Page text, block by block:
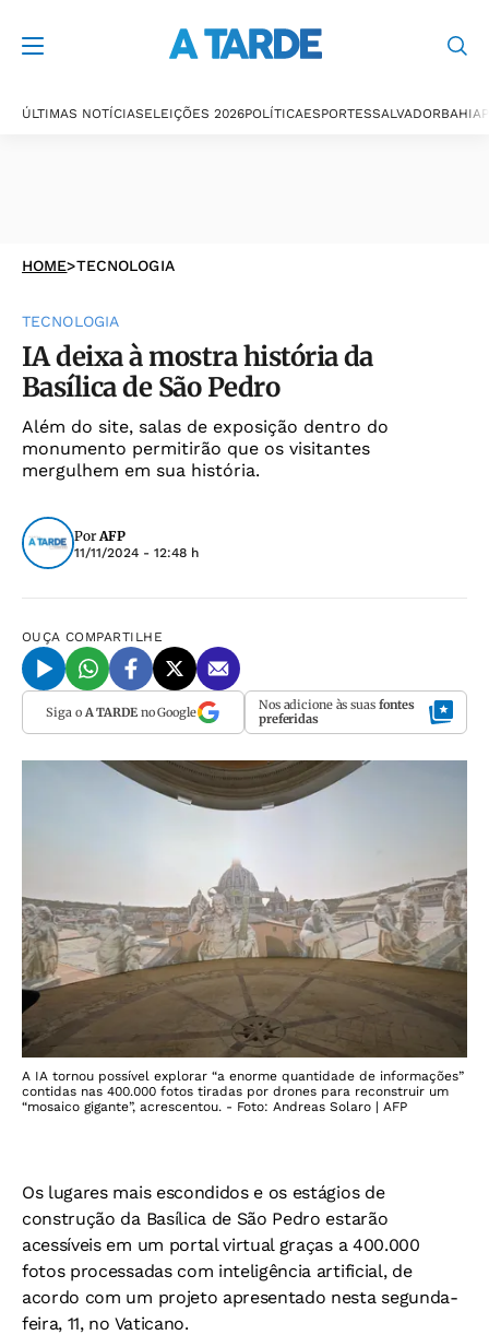
ÚLTIMAS NOTÍCIASELEIÇÕES 2026POLÍTICAESPORTESSALVADORBAHIA
HOME>TECNOLOGIA
TECNOLOGIA
IA deixa à mostra história da
Basílica de São Pedro
Além do site, salas de exposição dentro do
monumento permitirão que os visitantes
mergulhem em sua história.
PorAFP
11/11/2024 - 12:48 h
OUÇA COMPARTILHE
Siga o A TARDEno Google Nos adicione às suas fontes
preferidas
A IA tornou possível explorar “a enorme quantidade de informações”
contidas nas 400.000 fotos tiradas por drones para reconstruir um
“mosaico gigante”, acrescentou. - Foto: Andreas Solaro | AFP
Os lugares mais escondidos e os estágios de
construção da Basílica de São Pedro estarão
acessíveis em um portal virtual graças a 400.000
fotos processadas com inteligência artificial, de
acordo com um projeto apresentado nesta segunda-
feira, 11, no Vaticano.